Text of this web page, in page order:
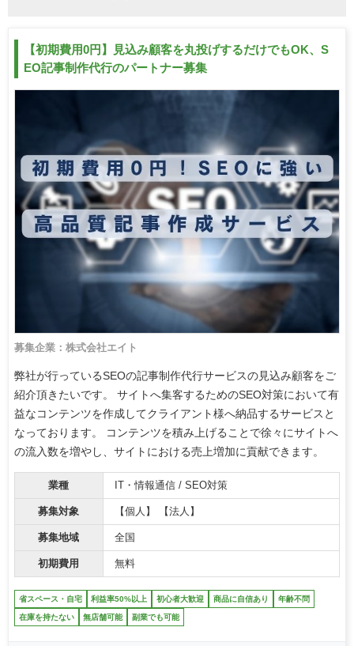
【初期費用0円】見込み顧客を丸投げするだけでもOK、S
EO記事制作代行のパートナー募集
募集企業：株式会社エイト
弊社が行っているSEOの記事制作代行サービスの見込み顧客をご
紹介頂きたいです。 サイトへ集客するためのSEO対策において有
益なコンテンツを作成してクライアント様へ納品するサービスと
なっております。 コンテンツを積み上げることで徐々にサイトへ
の流入数を増やし、サイトにおける売上増加に貢献できます。
業種 IT・情報通信 / SEO対策
募集対象 【個人】 【法人】
募集地域 全国
初期費用 無料
省スペース・自宅 利益率50%以上 初心者大歓迎 商品に自信あり 年齢不問
在庫を持たない 無店舗可能 副業でも可能